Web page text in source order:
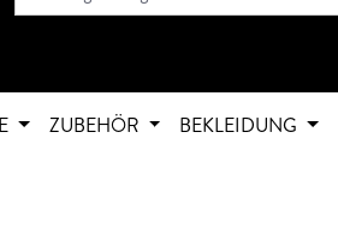
ZUBEHÖR BEKLEIDUNG